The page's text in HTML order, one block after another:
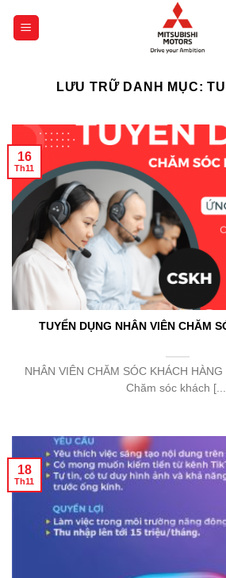
LƯU TRỮ DANH MỤC:
TUYỂN DỤNG NHÂN VIÊN CHĂM
NHÂN VIÊN CHĂM SÓC KHÁCH
Chăm sóc khách
16
Th11
18
Th11